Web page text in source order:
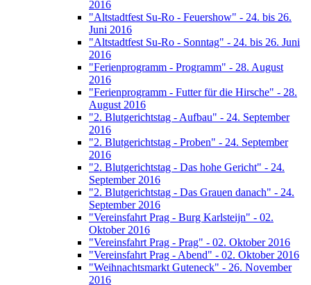
2016
"Altstadtfest Su-Ro - Feuershow" - 24. bis 26.
Juni 2016
"Altstadtfest Su-Ro - Sonntag" - 24. bis 26. Juni
2016
"Ferienprogramm - Programm" - 28. August
2016
"Ferienprogramm - Futter für die Hirsche" - 28.
August 2016
"2. Blutgerichtstag - Aufbau" - 24. September
2016
"2. Blutgerichtstag - Proben" - 24. September
2016
"2. Blutgerichtstag - Das hohe Gericht" - 24.
September 2016
"2. Blutgerichtstag - Das Grauen danach" - 24.
September 2016
"Vereinsfahrt Prag - Burg Karlsteijn" - 02.
Oktober 2016
"Vereinsfahrt Prag - Prag" - 02. Oktober 2016
"Vereinsfahrt Prag - Abend" - 02. Oktober 2016
"Weihnachtsmarkt Guteneck" - 26. November
2016